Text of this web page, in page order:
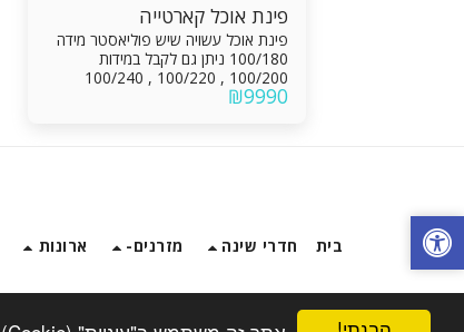
פינת אוכל קארטייה
פינת אוכל עשויה שיש פוליאסטר מידה
100/180 ניתן גם לקבל במידות
100/200 , 100/220 , 100/240
₪9990
בית חדרי שינה מזרנים- ארונות